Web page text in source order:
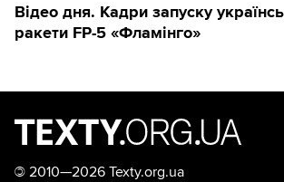
Відео дня. Кадри запуску
ракети FP-5 «Фламінго»
© 2010—2026 Texty.org.ua